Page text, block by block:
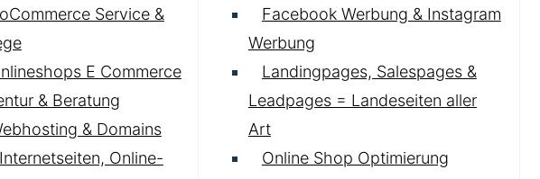
Service &
E Commerce
& Beratung
& Domains
Online-
Facebook Werbung & Instagram
Werbung
Landingpages, Salespages &
Leadpages = Landeseiten aller
Art
Online Shop Optimierung